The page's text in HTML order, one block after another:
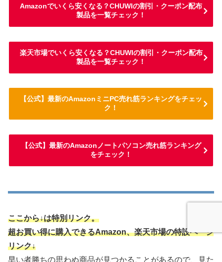
Amazonでいくら安くなる？CHUWIの割引・クーポン配布
製品を一覧チェック！
楽天市場でいくら安くなる？CHUWIの割引・クーポン配布
製品を一覧チェック！
【公式】最新のAmazonミニPC売れ筋ランキングをチェッ
ク！
【公式】最新のAmazonノートパソコン売れ筋ランキング
をチェック！
ここから↓は特別リンク。
超お買い得に購入できるAmazon、楽天市場の特設ページ
リンク↓
早い者勝ちの思わぬ商品が見つかることがあるので、見た